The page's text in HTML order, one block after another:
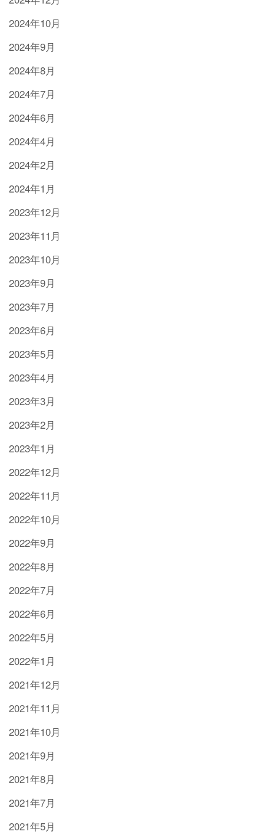
2024年10月
2024年9月
2024年8月
2024年7月
2024年6月
2024年4月
2024年2月
2024年1月
2023年12月
2023年11月
2023年10月
2023年9月
2023年7月
2023年6月
2023年5月
2023年4月
2023年3月
2023年2月
2023年1月
2022年12月
2022年11月
2022年10月
2022年9月
2022年8月
2022年7月
2022年6月
2022年5月
2022年1月
2021年12月
2021年11月
2021年10月
2021年9月
2021年8月
2021年7月
2021年5月